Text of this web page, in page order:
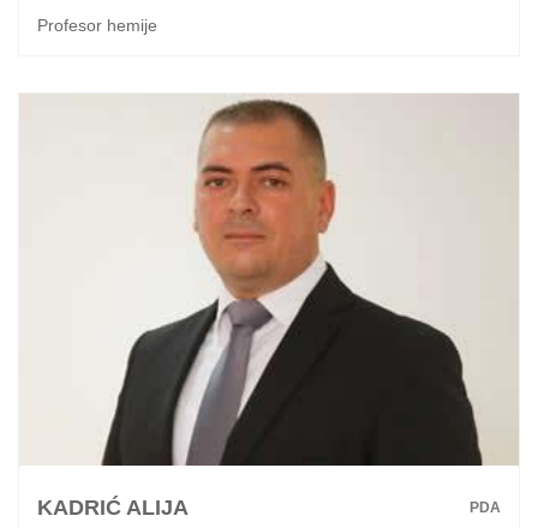
Profesor hemije
KADRIĆ ALIJA PDA